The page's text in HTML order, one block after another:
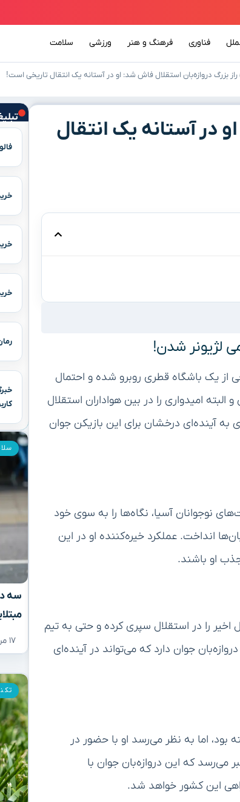
فناوری فرهنگ و هنر ورزشی سلامت
راز بزرگ دروازه‌بان استقلال فاش شد: او در آستانه یک انتقال تاریخی است!
۱۷ مرداد ۱۴۰۵
در آستانه یک انتقال
لژیونر شدن!
از یک باشگاه قطری روبرو شده و احتمال
امیدواری را در بین هواداران استقلال
به آینده‌ای درخشان برای این بازیکن جوان
در جام ملت‌های نوجوانان آسیا، نگاه‌ها را به سوی خود
انداخت. عملکرد خیره‌کننده او در این
او باشند.
اخیر را در استقلال سپری کرده و حتی به تیم
جوان دارد که می‌تواند در آینده‌ای
اما به نظر می‌رسد او با حضور در
می‌رسد که این دروازه‌بان جوان با
این کشور خواهد شد.